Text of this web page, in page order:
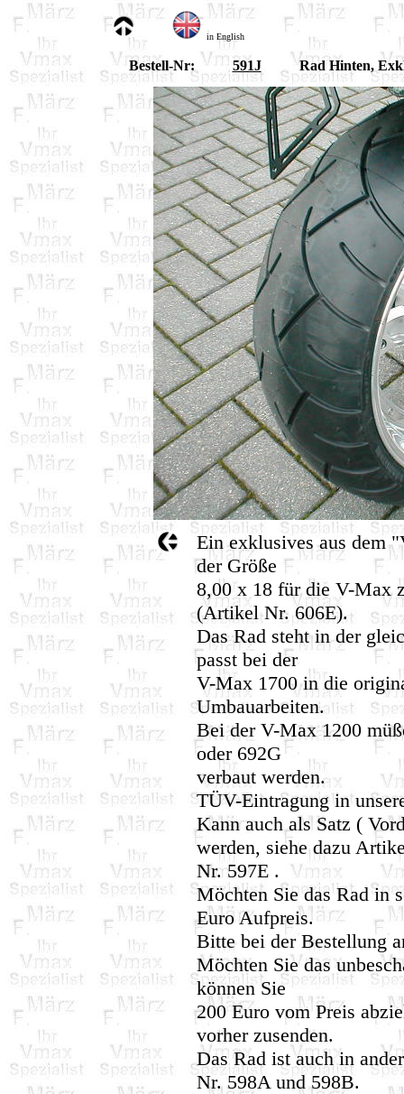
in English
Bestell-Nr: 591J Rad Hinten,
Ein exklusives aus dem
der Größe
8,00 x 18 für die V-Max
(Artikel Nr. 606E).
Das Rad steht in der
passt bei der
V-Max 1700 in die
Umbauarbeiten.
Bei der V-Max 1200
oder 692G
verbaut werden.
TÜV-Eintragung in
Kann auch als Satz (
werden, siehe dazu
Nr. 597E .
Möchten Sie das Rad in
Euro Aufpreis.
Bitte bei der Bestellung
Möchten Sie das
können Sie
200 Euro vom Preis
vorher zusenden.
Das Rad ist auch in
Nr. 598A und 598B.